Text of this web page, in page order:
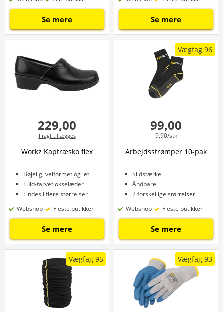
Se mere Se mere
229,00
Fragt tillægges
Workz Kaptræsko flex
Bøjelig, velformet og let
Fuld-farvet okselæder
Findes i flere størrelser
Webshop
Fleste butikker
Se mere
Vægfag 96
99,00
9,90/stk
Arbejdsstrømper 10-pak
Slidstærke
Åndbare
2 forskellige størrelser
Webshop
Fleste butikker
Se mere
Vægfag 95 Vægfag 93